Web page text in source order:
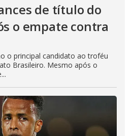
de título do
o empate contra
o principal candidato ao troféu
Brasileiro. Mesmo após o